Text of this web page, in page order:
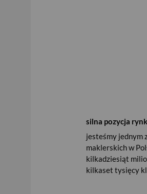
silna pozycja
jesteśmy jednym
maklerskich w
kilkadziesiąt
kilkaset tysięcy